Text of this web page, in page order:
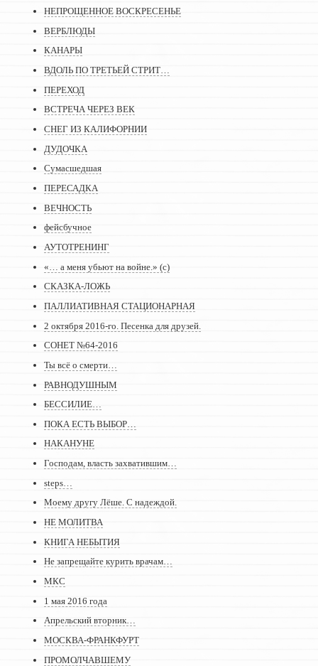
НЕПРОЩЕННОЕ ВОСКРЕСЕНЬЕ
ВЕРБЛЮДЫ
КАНАРЫ
ВДОЛЬ ПО ТРЕТЬЕЙ СТРИТ…
ПЕРЕХОД
ВСТРЕЧА ЧЕРЕЗ ВЕК
СНЕГ ИЗ КАЛИФОРНИИ
ДУДОЧКА
Сумасшедшая
ПЕРЕСАДКА
ВЕЧНОСТЬ
фейсбучное
АУТОТРЕНИНГ
«… а меня убьют на войне.» (с)
СКАЗКА-ЛОЖЬ
ПАЛЛИАТИВНАЯ СТАЦИОНАРНАЯ
2 октября 2016-го. Песенка для друзей.
СОНЕТ №64-2016
Ты всё о смерти…
РАВНОДУШНЫМ
БЕССИЛИЕ…
ПОКА ЕСТЬ ВЫБОР…
НАКАНУНЕ
Господам, власть захватившим…
steps…
Моему другу Лёше. С надеждой.
НЕ МОЛИТВА
КНИГА НЕБЫТИЯ
Не запрещайте курить врачам…
МКС
1 мая 2016 года
Апрельский вторник…
МОСКВА-ФРАНКФУРТ
ПРОМОЛЧАВШЕМУ